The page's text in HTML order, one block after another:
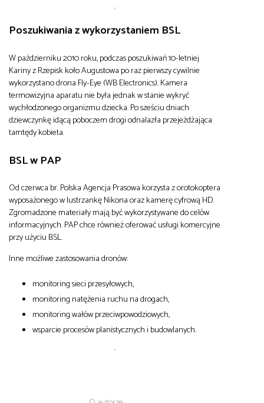
Poszukiwania z wykorzystaniem BSL
W październiku 2010 roku, podczas poszukiwań 10-letniej
Kariny z Rzepisk koło Augustowa po raz pierwszy cywilnie
wykorzystano drona Fly-Eye (WB Electronics). Kamera
termowizyjna aparatu nie była jednak w stanie wykryć
wychłodzonego organizmu dziecka. Po sześciu dniach
dziewczynkę idącą poboczem drogi odnalazła przejeżdżająca
tamtędy kobieta.
BSL w PAP
Od czerwca br. Polska Agencja Prasowa korzysta z orotokoptera
wyposażonego w lustrzankę Nikona oraz kamerę cyfrową HD.
Zgromadzone materiały mają być wykorzystywane do celów
informacyjnych. PAP chce również oferować usługi komercyjne
przy użyciu BSL.
Inne możliwe zastosowania dronów:
monitoring sieci przesyłowych,
monitoring natężenia ruchu na drogach,
monitoring wałów przeciwpowodziowych,
wsparcie procesów planistycznych i budowlanych.